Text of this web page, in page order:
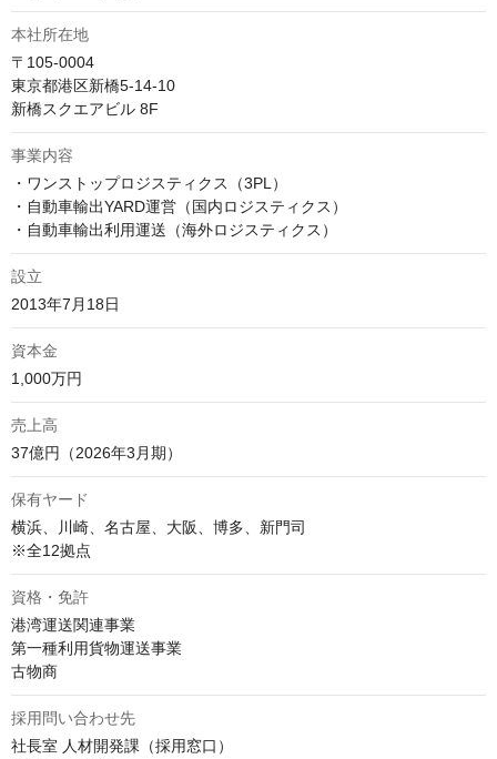
本社所在地
〒105-0004
東京都港区新橋5-14-10
新橋スクエアビル 8F
事業内容
・ワンストップロジスティクス（3PL）
・自動車輸出YARD運営（国内ロジスティクス）
・自動車輸出利用運送（海外ロジスティクス）
設立
2013年7月18日
資本金
1,000万円
売上高
37億円（2026年3月期）
保有ヤード
横浜、川崎、名古屋、大阪、博多、新門司
※全12拠点
資格・免許
港湾運送関連事業
第一種利用貨物運送事業
古物商
採用問い合わせ先
社長室 人材開発課（採用窓口）